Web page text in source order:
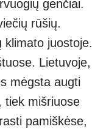
genčiai.
rūšių.
klimato juostoje.
Lietuvoje,
mėgsta augti
tiek mišriuose
pamiškėse,